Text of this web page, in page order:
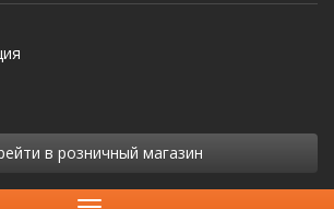
в розничный магазин